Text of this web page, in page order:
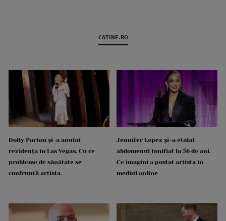
CATINE.RO
Dolly Parton și-a anulat
rezidența în Las Vegas. Cu ce
probleme de sănătate se
confruntă artista
Jennifer Lopez și-a etalat
abdomenul tonifiat la 56 de ani.
Ce imagini a postat artista în
mediul online